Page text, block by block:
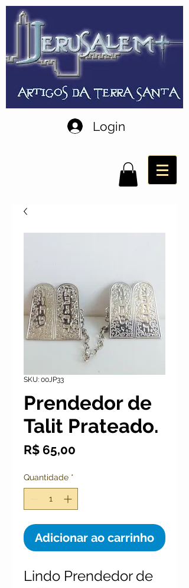
Login
SKU: 00JP33
Prendedor de
Talit Prateado.
R$ 65,00
Quantidade *
Adicionar ao carrinho
Lindo Prendedor de